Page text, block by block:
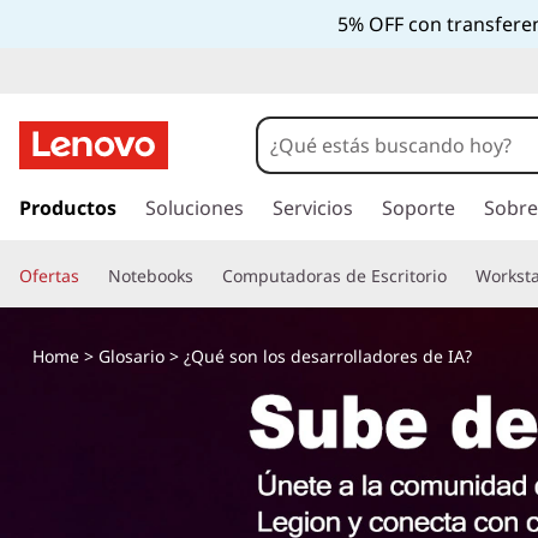
5% OFF con
r
c
o
Productos Soluciones Servicios Soporte
Ofertas Notebooks Computadoras de Escritorio
Home> Glosario> ¿Qué son los desarrolladores de IA?